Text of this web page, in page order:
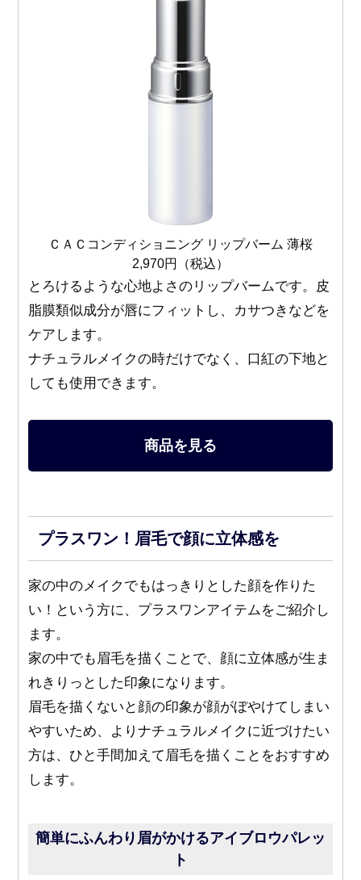
ＣＡＣコンディショニング リップバーム 薄桜
2,970円（税込）
とろけるような心地よさのリップバームです。皮
脂膜類似成分が唇にフィットし、カサつきなどを
ケアします。
ナチュラルメイクの時だけでなく、口紅の下地と
しても使用できます。
商品を見る
プラスワン！眉毛で顔に立体感を
家の中のメイクでもはっきりとした顔を作りた
い！という方に、プラスワンアイテムをご紹介し
ます。
家の中でも眉毛を描くことで、顔に立体感が生ま
れきりっとした印象になります。
眉毛を描くないと顔の印象が顔がぼやけてしまい
やすいため、よりナチュラルメイクに近づけたい
方は、ひと手間加えて眉毛を描くことをおすすめ
します。
簡単にふんわり眉がかけるアイブロウパレッ
ト